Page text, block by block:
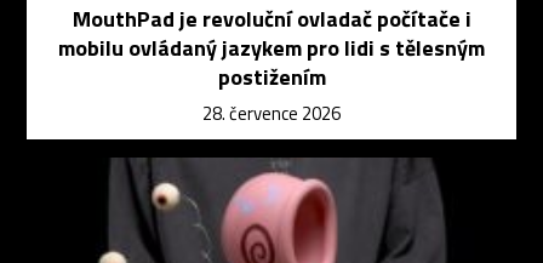
MouthPad je revoluční ovladač počítače i
mobilu ovládaný jazykem pro lidi s tělesným
postižením
28. července 2026